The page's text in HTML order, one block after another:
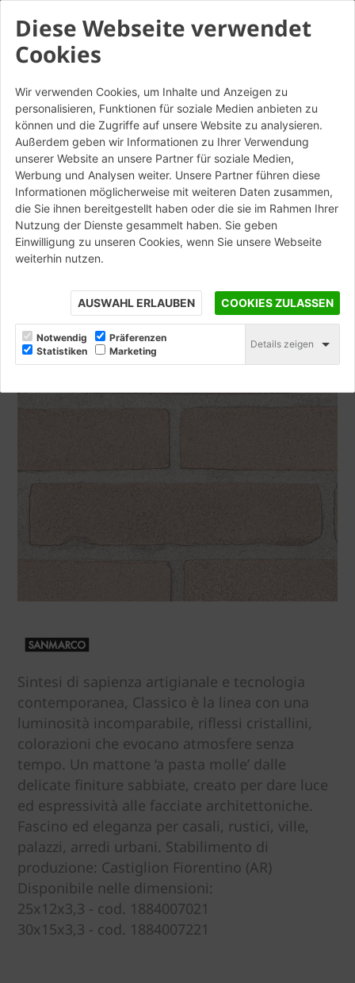
Diese Webseite verwendet
Cookies
Wir verwenden Cookies, um Inhalte und Anzeigen zu
personalisieren, Funktionen für soziale Medien anbieten zu
können und die Zugriffe auf unsere Website zu analysieren.
Außerdem geben wir Informationen zu Ihrer Verwendung
unserer Website an unsere Partner für soziale Medien,
Werbung und Analysen weiter. Unsere Partner führen diese
Informationen möglicherweise mit weiteren Daten zusammen,
die Sie ihnen bereitgestellt haben oder die sie im Rahmen Ihrer
Nutzung der Dienste gesammelt haben. Sie geben
Einwilligung zu unseren Cookies, wenn Sie unsere Webseite
weiterhin nutzen.
AUSWAHL ERLAUBEN COOKIES ZULASSEN
Notwendig
Präferenzen
Statistiken
Marketing
Details zeigen
Classico Rosato BZ - Tavella
Altre Colorazioni
STAMPA
Sintesi di sapienza artigianale e tecnologia
contemporanea, Classico è la linea con una
luminosità incomparabile, riflessi cristallini,
colorazioni che evocano atmosfere senza
tempo. Un mattone ‘a pasta molle’ dalle
delicate finiture sabbiate, creato per dare luce
ed espressività alle facciate architettoniche.
Fascino ed eleganza per casali, rustici, ville,
palazzi, arredi urbani. Stabilimento di
produzione: Castiglion Fiorentino (AR)
Disponibile nelle dimensioni:
25x12x3,3 - cod. 1884007021
30x15x3,3 - cod. 1884007221